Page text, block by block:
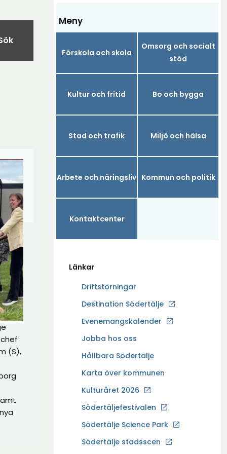
Meny
Förskola och skola
Omsorg och socialt
stöd
Kultur och fritid Bo och bygga
Stad och trafik Miljö och hälsa
Arbete och näringsliv Kommun och politik
Kontaktcenter
Länkar
Driftstörningar
Destination Södertälje
Ö
p
n
a
y
t
f
ö
Evenemangskalender
Jobba hos oss
Ö
p
n
a
y
t
Hållbara Södertälje
Karta över kommunen
Kulturåret 2026
Södertäljefestivalen
Södertälje Science Park
Ö
p
Södertälje stadsscen
(S),